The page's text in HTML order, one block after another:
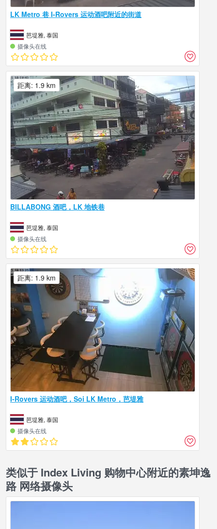
LK Metro 巷 I-Rovers 运动酒吧附近的街道
芭堤雅, 泰国
摄像头在线
BILLABONG 酒吧，LK 地铁巷
芭堤雅, 泰国
摄像头在线
距离: 1.9 km
I-Rovers 运动酒吧，Soi LK Metro，芭堤雅
芭堤雅, 泰国
摄像头在线
距离: 1.9 km
类似于 Index Living 购物中心附近的素坤逸
路 网络摄像头